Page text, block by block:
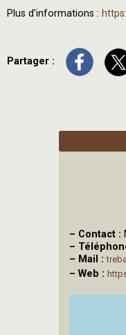
Plus d’informations :
Partager :
– Contact :
–
– Mail :
– Web :